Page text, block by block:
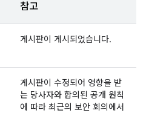
참고
게시판이 게시되었습니다.
게시판이 수정되어 영향을 받
는 당사자와 합의된 공개 원칙
에 따라 최근의 보안 회의에서